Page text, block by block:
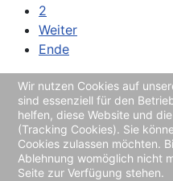
2
Weiter
Ende
Seite 1 von 2
Impressum/Kontakt
Haftungsausschluss
Wir nutzen Cookies auf
sind essenziell für den
helfen, diese Website und
(Tracking Cookies). Sie
Cookies zulassen möchten.
Ablehnung womöglich nicht
Seite zur Verfügung stehen.